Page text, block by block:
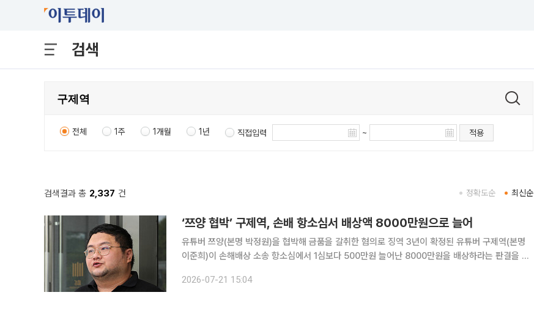
검색
전체 1주 1개월 1년 직접입력 ~ 적용
검색결과 총 2,337 건 최신순
정확도순
‘쯔양 협박’ 구제역, 손배 항소심서 배상액 8000만원으로 늘어
유튜버 쯔양(본명 박정원)을 협박해 금품을 갈취한 혐의로 징역 3년이 확정된 유튜버 구제역(본명
이준희)이 손해배상 소송 항소심에서 1심보다 500만원 늘어난 8000만원을 배상하라는 판결을 받
대로 제기한 손해배상 소송 항소심에서 원심판결을 변경해 “피고는
2026-07-21 15:04